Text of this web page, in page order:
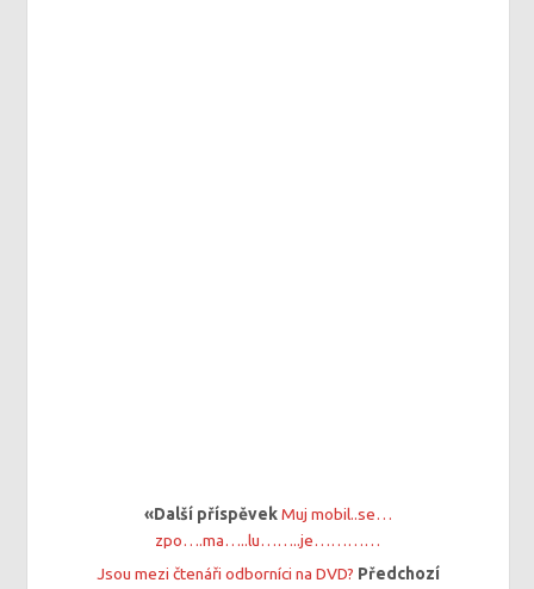
«Další příspěvekMuj mobil..se…
zpo….ma…..lu……..je…………
Jsou mezi čtenáři odborníci na DVD? Předchozí